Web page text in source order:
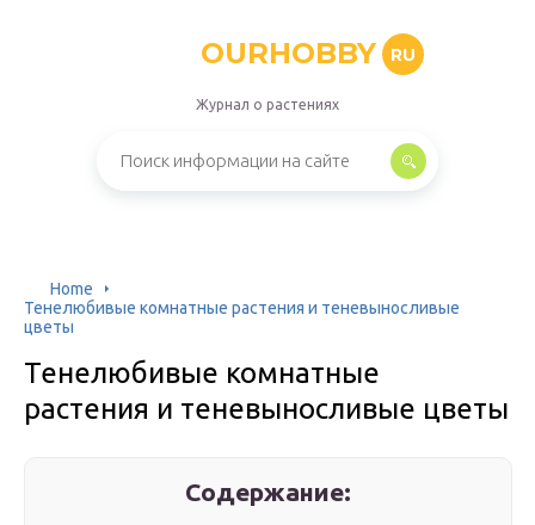
OURHOBBY RU
Журнал о растениях
Home
Тенелюбивые комнатные растения и теневыносливые
цветы
Тенелюбивые комнатные
растения и теневыносливые цветы
Содержание: